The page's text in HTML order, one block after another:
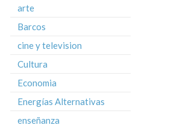
arte
Barcos
cine y television
Cultura
Economia
Energías Alternativas
enseñanza